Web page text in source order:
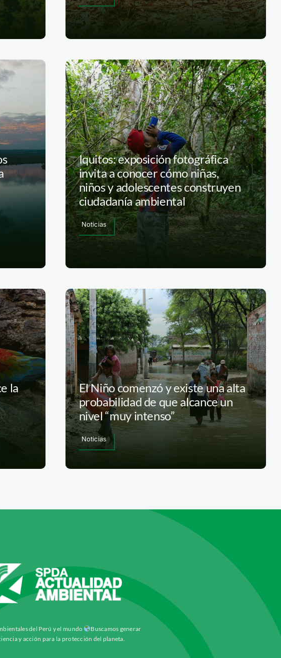
Iquitos: exposición fotográfica
invita a conocer cómo niñas,
niños y adolescentes construyen
ciudadanía ambiental
Noticias
la
El Niño comenzó y existe una alta
probabilidad de que alcance un
nivel “muy intenso”
Noticias
del Perú y el mundo
Buscamos generar
y acción para la protección del planeta.